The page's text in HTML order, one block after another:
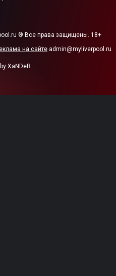
® Все права защищены. 18+
на сайте admin@myliverpool.ru
XaNDeR.